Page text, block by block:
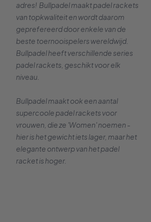
adres! Bullpadel maakt padel rackets
van topkwaliteit en wordt daarom
geprefereerd door enkele van de
beste toernooispelers wereldwijd.
Bullpadel heeft verschillende series
padel rackets, geschikt voor elk
niveau.
Bullpadel maakt ook een aantal
supercoole padel rackets voor
vrouwen, die ze 'Women' noemen -
hier is het gewicht iets lager, maar het
elegante ontwerp van het padel
racket is hoger.